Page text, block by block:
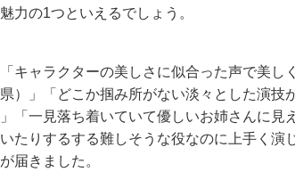
力の1つといえるでしょう。
キャラクターの美しさに似合った声で美
）」「どこか掴み所がない淡々とした演技
「一見落ち着いていて優しいお姉さんに見
たりするする難しそうな役なのに上手く演
届きました。